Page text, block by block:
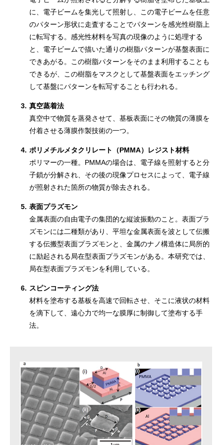
に、電子ビームを集光して照射し、この電子ビームを任意
のパターン形状に走査することでパターンを感光性樹脂上
に転写する。感光性材料を写真の現像のように処理する
と、電子ビームで描いた通りの樹脂パターンが基盤表面に
できあがる。この樹脂パターンをそのまま利用することも
できるが、この樹脂をマスクとして基盤表面をエッチング
して基盤にパターンを転写することも行われる。
3. 真空蒸着法
真空中で物質を蒸発させて、基板表面にその物質の薄膜を
付着させる薄膜作製技術の一つ。
4. ポリメチルメタクリレート（PMMA）レジスト材料
ポリマーの一種。PMMAの場合は、電子線を照射すると分
子鎖が分解され、その後の現像プロセスによって、電子線
が照射された箇所の物質が除去される。
5. 表面プラズモン
金属表面の自由電子の集団的な縦波振動のこと。表面プラ
ズモンには二種類があり、平坦な金属表面を波として伝搬
する伝搬型表面プラズモンと、金属のナノ構造体に局所的
に励起される局在型表面プラズモンがある。本研究では、
局在型表面プラズモンを利用している。
6. スピンコーティング法
材料を塗布する基板を高速で回転させ、そこに液状の材料
を滴下して、遠心力で均一な膜厚に制御して塗布する手
法。